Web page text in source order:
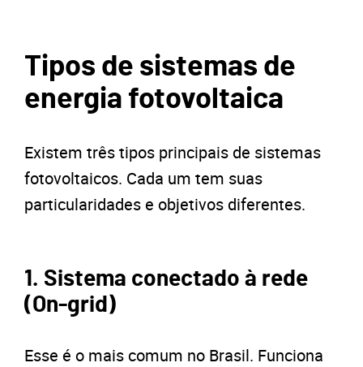
Tipos de sistemas de
energia fotovoltaica
Existem três tipos principais de sistemas
fotovoltaicos. Cada um tem suas
particularidades e objetivos diferentes.
1. Sistema conectado à rede
(On-grid)
Esse é o mais comum no Brasil. Funciona